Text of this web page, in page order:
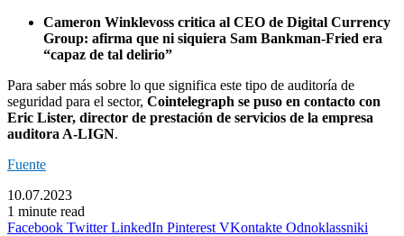
Cameron Winklevoss critica al CEO de Digital Currency
Group: afirma que ni siquiera Sam Bankman-Fried era
“capaz de tal delirio”
Para saber más sobre lo que significa este tipo de auditoría de
seguridad para el sector, Cointelegraph se puso en contacto con
Eric Lister, director de prestación de servicios de la empresa
auditora A-LIGN.
Fuente
10.07.2023
1 minute read
Facebook Twitter LinkedIn Pinterest VKontakte Odnoklassniki